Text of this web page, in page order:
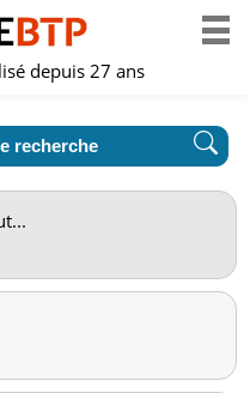
depuis 27 ans
recherche
...